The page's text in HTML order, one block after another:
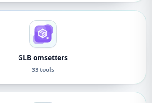
GLB omsetters
33 tools